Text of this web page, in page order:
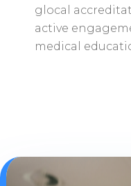
glocal
active
medical